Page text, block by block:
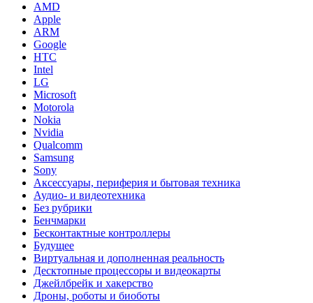
AMD
Apple
ARM
Google
HTC
Intel
LG
Microsoft
Motorola
Nokia
Nvidia
Qualcomm
Samsung
Sony
Аксессуары, периферия и бытовая техника
Аудио- и видеотехника
Без рубрики
Бенчмарки
Бесконтактные контроллеры
Будущее
Виртуальная и дополненная реальность
Десктопные процессоры и видеокарты
Джейлбрейк и хакерство
Дроны, роботы и биоботы